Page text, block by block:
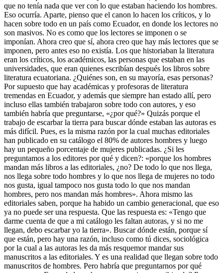
que no tenía nada que ver con lo que estaban haciendo los hombres.
Eso ocurría. Aparte, pienso que el canon lo hacen los críticos, y lo
hacen sobre todo en un país como Ecuador, en donde los lectores no
son masivos. No es como que los lectores se imponen o se
imponían. Ahora creo que sí, ahora creo que hay más lectores que se
imponen, pero antes eso no existía. Los que historiaban la literatura
eran los críticos, los académicos, las personas que estaban en las
universidades, que eran quienes escribían después los libros sobre
literatura ecuatoriana. ¿Quiénes son, en su mayoría, esas personas?
Por supuesto que hay académicas y profesoras de literatura
tremendas en Ecuador, y además que siempre han estado allí, pero
incluso ellas también trabajaron sobre todo con autores, y eso
también habría que preguntarse, «¿por qué?» Quizás porque el
trabajo de escarbar la tierra para buscar dónde estaban las autoras es
más difícil. Pues, es la misma razón por la cual muchas editoriales
han publicado en su catálogo el 80% de autores hombres y luego
hay un pequeño porcentaje de mujeres publicadas. ¿Si les
preguntamos a los editores por qué y dicen?: «porque los hombres
mandan más libros a las editoriales, ¿no? De todo lo que nos llega,
nos llega sobre todo hombres y lo que nos llega de mujeres no todo
nos gusta, igual tampoco nos gusta todo lo que nos mandan
hombres, pero nos mandan más hombres». Ahora mismo las
editoriales saben, porque ha habido un cambio generacional, que eso
ya no puede ser una respuesta. Que las respuesta es: «Tengo que
darme cuenta de que a mi catálogo les faltan autoras, y si no me
llegan, debo escarbar yo la tierra». Buscar dónde están, porque sí
que están, pero hay una razón, incluso como tú dices, sociológica
por la cual a las autoras les da más resquemor mandar sus
manuscritos a las editoriales. Y es una realidad que llegan sobre todo
manuscritos de hombres. Pero habría que preguntarnos por qué